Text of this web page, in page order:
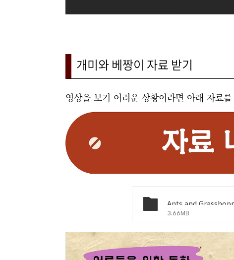
개미와 베짱이 자료 받기
영상을 보기 어려운 상황이라면 아래 자료
Ants and
3.66MB